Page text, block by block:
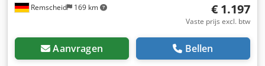
Remscheid 169 km € 1.197
Vaste prijs excl. btw
Aanvragen Bellen